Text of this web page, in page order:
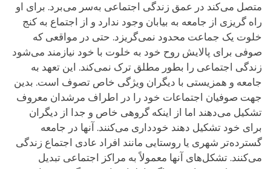
متصل می‌کند در عمق زندگی اجتماعی به‌سر می‌برد. برای او
راه گریزی از جامعه به بیابان وجود ندارد و از اجتماع به کنج
خلوت یک جماعت محدود نمی‌گریزد. حتی در مواقعی که
صوفی برای پالایش روح خود به خلوت با خود نیازمند می‌شود
زندگی اجتماعی را بطور مطلق ترک نمی‌کند. این تعهد به
جامعه و همزیستی با دیگران ویژگی خاص تصوف است. بدین
جهت صوفیان اجتماعات خود را در اطراف مرشدان معروف
تشکیل می‌دهند اما از اینکه گروهی خاص و جدا از دیگران
برای خود تشکیل دهند خودداری می‌کنند. آنها در جامعه
گسترده‌تر شهری یا روستایی مانند افراد عادی اجتماع زندگی
می‌کنند. تشکل‌های آنها معمولاً به مراکز اجتماعی تبدیل